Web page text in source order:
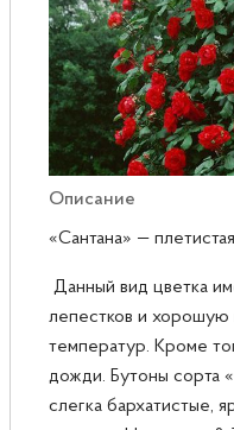
Сирень
Описание
«Сантана» —
Данный вид цветка
лепестков и хорошую
температур. Кроме
дожди. Бутоны сорта
слегка бархатистые,